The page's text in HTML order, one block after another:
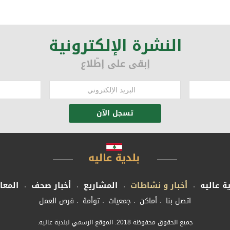
النشرة الإلكترونية
إبقى على إطّلاع
تسجل الآن
عاليه أخبار و نشاطات المشاريع أخبار صحف
اتصل بنا أماكن جمعيات توأمة فرص العمل
جميع الحقوق محفوظة 2018. الموقع الرسمي لبلدية عاليه.